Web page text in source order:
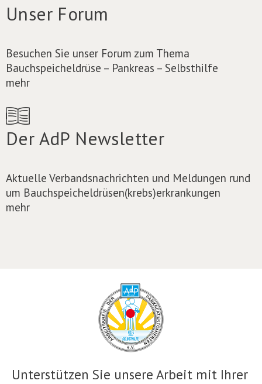
Unser Forum
Besuchen Sie unser Forum zum Thema
Bauchspeicheldrüse – Pankreas – Selbsthilfe
mehr
Der AdP Newsletter
Aktuelle Verbandsnachrichten und Meldungen rund
um Bauchspeicheldrüsen(krebs)erkrankungen
mehr
Unterstützen Sie unsere Arbeit mit Ihrer